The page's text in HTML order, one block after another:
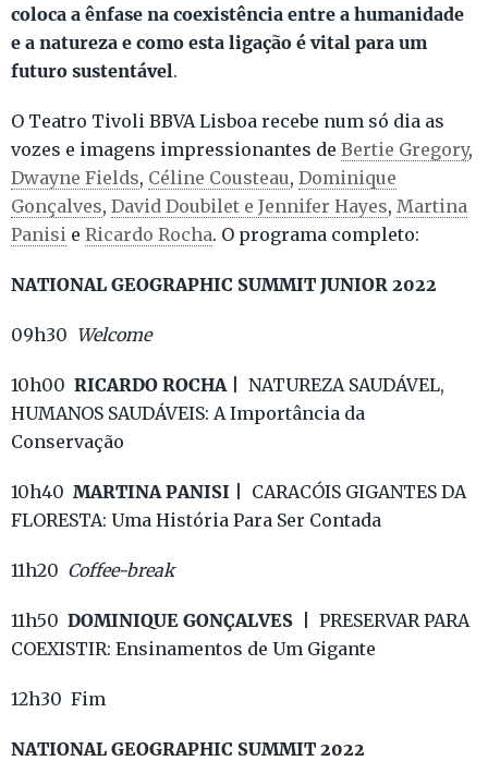
coloca a ênfase na coexistência entre a humanidade
e a natureza e como esta ligação é vital para um
futuro sustentável.
O Teatro Tivoli BBVA Lisboa recebe num só dia as
vozes e imagens impressionantes de Bertie Gregory,
Dwayne Fields, Céline Cousteau, Dominique
Gonçalves, David Doubilet e Jennifer Hayes, Martina
Panisi e Ricardo Rocha. O programa completo:
NATIONAL GEOGRAPHIC SUMMIT JUNIOR 2022
09h30 Welcome
10h00 RICARDO ROCHA | NATUREZA SAUDÁVEL,
HUMANOS SAUDÁVEIS: A Importância da
Conservação
10h40 MARTINA PANISI | CARACÓIS GIGANTES DA
FLORESTA: Uma História Para Ser Contada
11h20 Coffee-break
11h50 DOMINIQUE GONÇALVES | PRESERVAR PARA
COEXISTIR: Ensinamentos de Um Gigante
12h30 Fim
NATIONAL GEOGRAPHIC SUMMIT 2022